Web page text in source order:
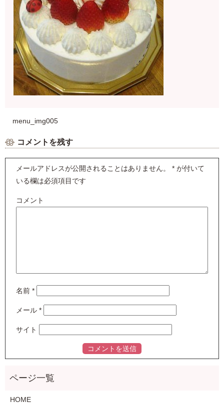
menu_img005
コメントを残す
メールアドレスが公開されることはありません。 * が付いて
いる欄は必須項目です
コメント
名前*
メール*
サイト
HOME